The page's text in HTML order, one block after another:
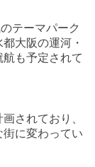
テーマパーク
大阪の運河・
も予定されて
されており、
に変わってい